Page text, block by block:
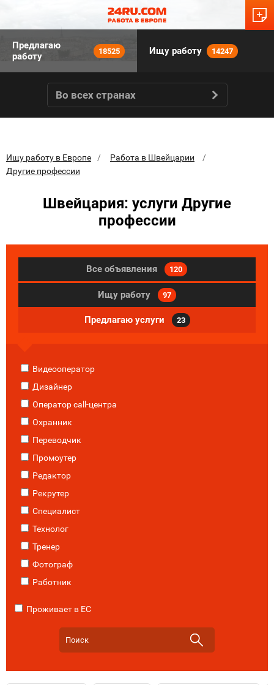
Предлагаю
работу
18525 Ищу работу 14247
Во всех странах
Ищу работу в Европе
Работа в Швейцарии
Другие профессии
Швейцария: услуги Другие
профессии
Все объявления 120
Ищу работу 97
Предлагаю услуги 23
Видеооператор
Дизайнер
Оператор call-центра
Охранник
Переводчик
Промоутер
Редактор
Рекрутер
Специалист
Технолог
Тренер
Фотограф
Работник
Проживает в ЕС